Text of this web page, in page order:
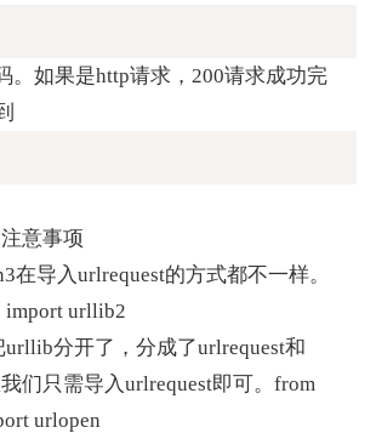
。如果是http请求，200请求成功完
意事项
在导入urlrequest的方式都不一样。
import urllib2
分开了，分成了urlrequest和
们只需导入urlrequest即可。from
urlopen